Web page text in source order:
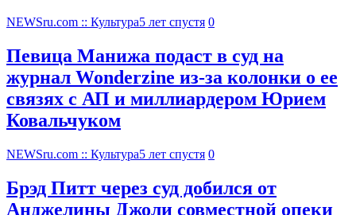
NEWSru.com :: Культура5 лет спустя 0
Певица Манижа подаст в суд на
журнал Wonderzine из-за колонки о ее
связях с АП и миллиардером Юрием
Ковальчуком
NEWSru.com :: Культура5 лет спустя 0
Брэд Питт через суд добился от
Анджелины Джоли совместной опеки